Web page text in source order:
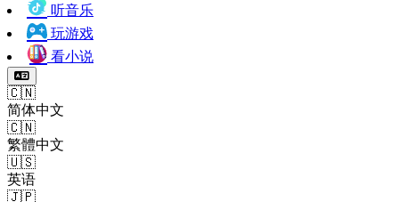
听音乐
玩游戏
看小说
🇨🇳
简体中文
🇨🇳
繁體中文
🇺🇸
英语
🇯🇵